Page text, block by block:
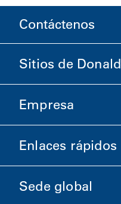
Contáctenos
Sitios de
Donaldson Life
Comprar en
Empresa
Información de la
Ética y cumplimiento
Carreras
Enlaces rápidos
Inversionistas
Sede global